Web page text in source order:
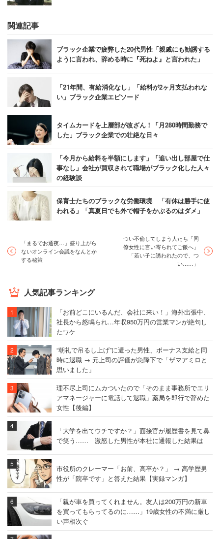
関連記事
ブラック企業で疲弊した20代男性「親戚にも勧誘する
ように言われ、辞める時に『死ねよ』と言われた」
「21年間、有給消化なし」「給料が2ヶ月支払われな
い」ブラック企業エピソード
タイムカードを上層部が改ざん！「月280時間勤務で
した」ブラック企業での壮絶な日々
「今月から給料を半額にします」「追い出し部屋で仕
事なし」会社が買収されて職場がブラック化した人々
の経験談
保育士たちのブラックな労働環境 「有休は勝手に使
われる」「真夏日でも外で帽子をかぶるのはダメ」
「まるでお通夜…」盛り上がら
ないオンライン会議をなんとか
する秘策
つい不倫してしまう人たち「同
僚女性に言い寄られてご飯へ」
「若い子に誘われたので、つ
い……」
人気記事ランキング
「お前どこにいるんだ、会社に来い！」海外出張中、
社長から怒鳴られ…年収950万円の営業マンが絶句し
たワケ
“朝礼で吊るし上げ”に遭った男性、ボーナス支給と同
時に退職 → 元上司の評価が急降下で「ザマアミロと
思いました」
理不尽上司にムカついたので「そのまま事務所でエリ
アマネージャーに電話して退職」薬局を即行で辞めた
女性【後編】
「大学を出てウチですか？」面接官が履歴書を見て鼻
で笑う…… 激怒した男性が本社に通報した結果は
市役所のクレーマー「お前、高卒か？」 → 高学歴男
性が「院卒です」と答えた結果【実録マンガ】
「親が車を買ってくれません。友人は200万円の新車
を買ってもらってるのに……」19歳女性の不満に厳し
い声相次ぐ